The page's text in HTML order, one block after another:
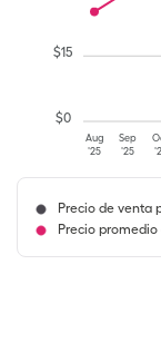
Aug
'25
Sep
'25
$0
$15
Precio de venta
Precio